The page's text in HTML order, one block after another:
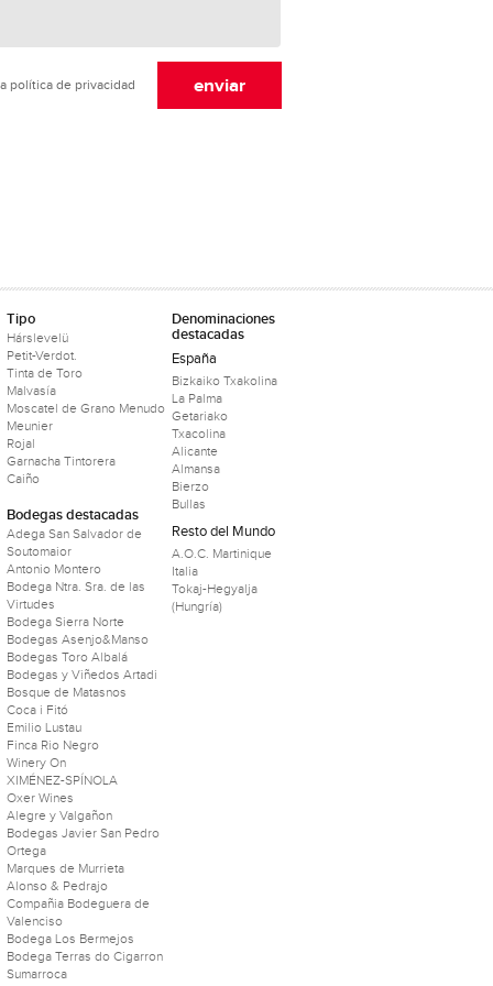
política de privacidad
Tipo
Hárslevelü
Petit-Verdot.
Tinta de Toro
Malvasía
Moscatel de Grano Menudo
Meunier
Rojal
Garnacha Tintorera
Caiño
Bodegas destacadas
Adega San Salvador de
Soutomaior
Antonio Montero
Bodega Ntra. Sra. de las
Virtudes
Bodega Sierra Norte
Bodegas Asenjo&Manso
Bodegas Toro Albalá
Bodegas y Viñedos Artadi
Bosque de Matasnos
Coca i Fitó
Emilio Lustau
Finca Rio Negro
Winery On
XIMÉNEZ-SPÍNOLA
Oxer Wines
Alegre y Valgañon
Bodegas Javier San Pedro
Ortega
Marques de Murrieta
Alonso & Pedrajo
Compañia Bodeguera de
Valenciso
Bodega Los Bermejos
Bodega Terras do Cigarron
Sumarroca
Denominaciones
destacadas
España
Bizkaiko Txakolina
La Palma
Getariako
Txacolina
Alicante
Almansa
Bierzo
Bullas
Resto del Mundo
A.O.C. Martinique
Italia
Tokaj-Hegyalja
(Hungría)